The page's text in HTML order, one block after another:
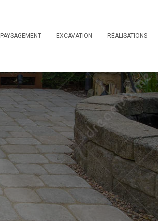
PAYSAGEMENT EXCAVATION RÉALISATIONS